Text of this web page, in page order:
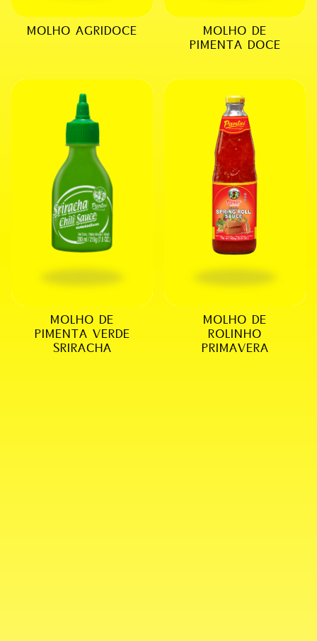
MOLHO AGRIDOCE
MOLHO DE
PIMENTA DOCE
MOLHO DE
PIMENTA VERDE
SRIRACHA
MOLHO DE
ROLINHO
PRIMAVERA